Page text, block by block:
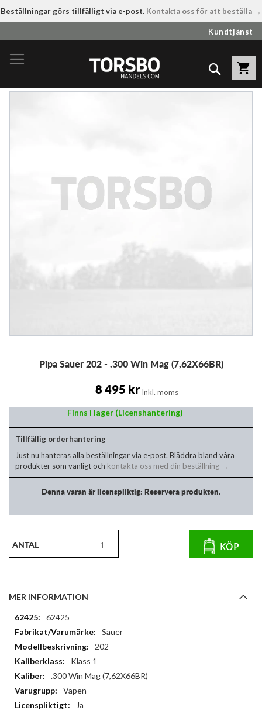
Beställningar görs tillfälligt via e-post. Kontakta oss för att beställa →
till
innehållet
Kundtjänst
Sök
Pipa Sauer 202 - .300 Win Mag (7,62X66BR)
8 495 kr Inkl. moms
Finns i lager (Licenshantering)
Tillfällig orderhantering
Just nu hanteras alla beställningar via e-post. Bläddra bland våra
produkter som vanligt och kontakta oss med din beställning →
Denna varan är licenspliktig: Reservera produkten.
ANTAL KÖP
MER INFORMATION
Mer
information
62425
Sauer
202
Klass 1
.300 Win Mag (7,62X66BR)
Vapen
Ja